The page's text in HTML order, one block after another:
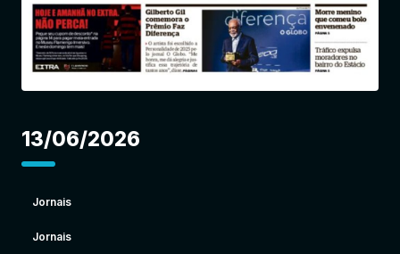
13/06/2026
Jornais
Jornais